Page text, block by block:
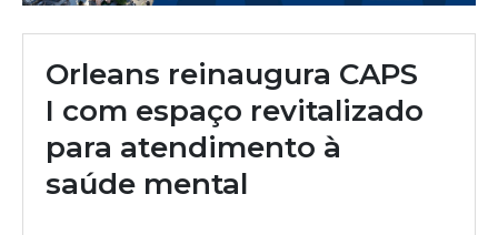
Orleans reinaugura CAPS
I com espaço revitalizado
para atendimento à
saúde mental